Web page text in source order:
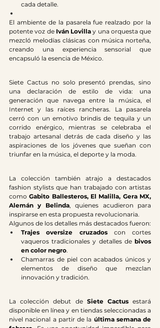
cada detalle.
El ambiente de la pasarela fue realzado por la
potente voz de Iván Lovilla y una orquesta que
mezcló melodías clásicas con música norteña,
creando una experiencia sensorial que
encapsuló la esencia de México.
Siete Cactus no solo presentó prendas, sino
una declaración de estilo de vida: una
generación que navega entre la música, el
Internet y las raíces rancheras. La pasarela
cerró con un emotivo brindis de tequila y un
corrido enérgico, mientras se celebraba el
trabajo artesanal detrás de cada diseño y las
aspiraciones de los jóvenes que sueñan con
triunfar en la música, el deporte y la moda.
La colección también atrajo a destacados
fashion stylists que han trabajado con artistas
como Gabito Ballesteros, El Malilla, Gera MX,
Alemán y Belinda, quienes acudieron para
inspirarse en esta propuesta revolucionaria.
Algunos de los detalles más destacados fueron:
Trajes oversize cruzados con cortes
vaqueros tradicionales y detalles de bivos
en color negro.
Chamarras de piel con acabados únicos y
elementos de diseño que mezclan
innovación y tradición.
La colección debut de Siete Cactus estará
disponible en línea y en tiendas seleccionadas a
nivel nacional a partir de la última semana de